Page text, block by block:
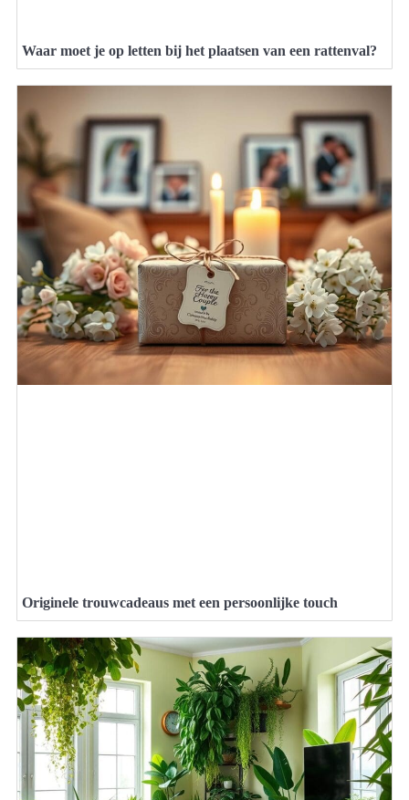
Waar moet je op letten bij het plaatsen van een rattenval?
Originele trouwcadeaus met een persoonlijke touch